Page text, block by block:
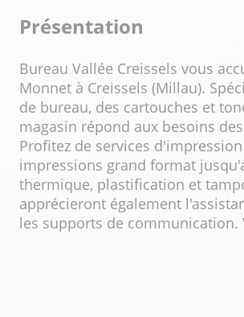
Présentation
Bureau Vallée Creissels vous
Monnet à Creissels (Millau).
de bureau, des cartouches et
magasin répond aux besoins
Profitez de services
impressions grand format
thermique, plastification et
apprécieront également
les supports de communication.